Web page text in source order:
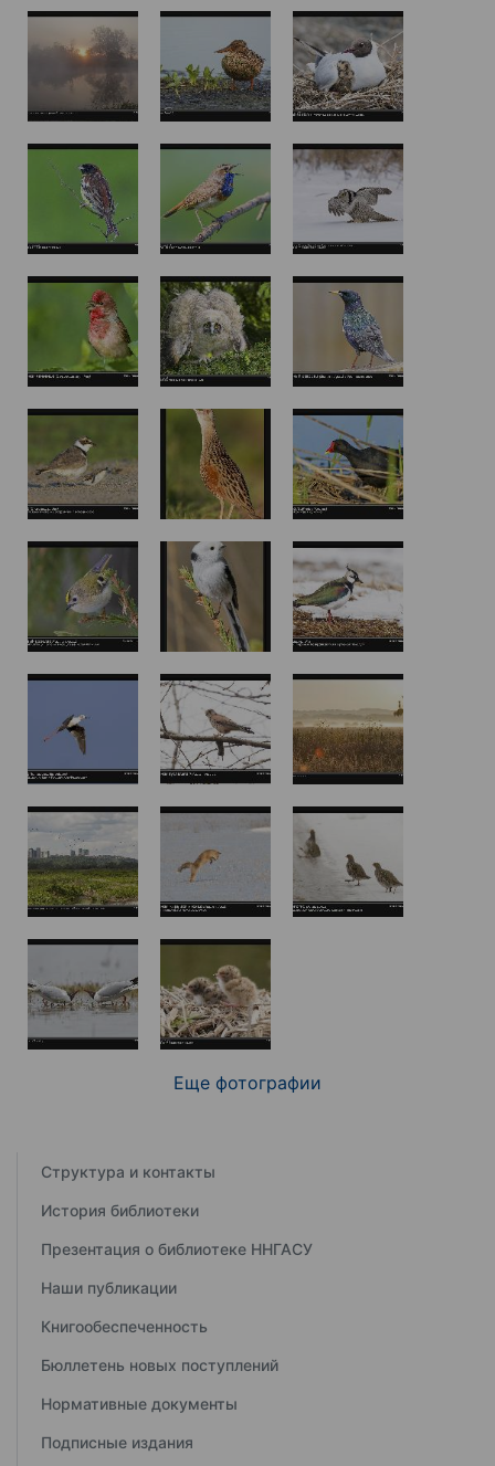
Еще фотографии
Структура и контакты
История библиотеки
Презентация о библиотеке ННГАСУ
Наши публикации
Книгообеспеченность
Бюллетень новых поступлений
Нормативные документы
Подписные издания